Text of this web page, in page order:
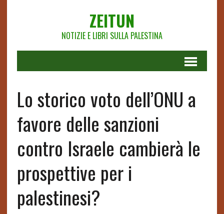
ZEITUN
NOTIZIE E LIBRI SULLA PALESTINA
Lo storico voto dell’ONU a
favore delle sanzioni
contro Israele cambierà le
prospettive per i
palestinesi?